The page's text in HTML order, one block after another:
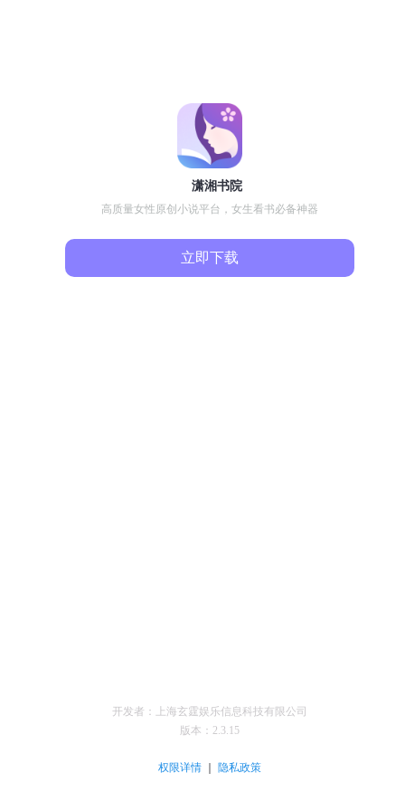
潇湘书院
高质量女性原创小说平台，女生看书必备神器
立即下载
开发者：上海玄霆娱乐信息科技有限公司
版本： 2.3.15
权限详情 ｜ 隐私政策